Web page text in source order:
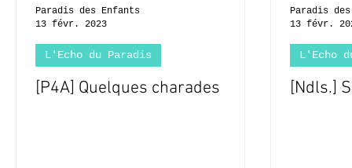
[P4A] Quelques charades
L'Echo du Paradis
Paradis des Enfants
13 févr. 2023
[Ndls.]
L'Echo
Paradis
13 févr.